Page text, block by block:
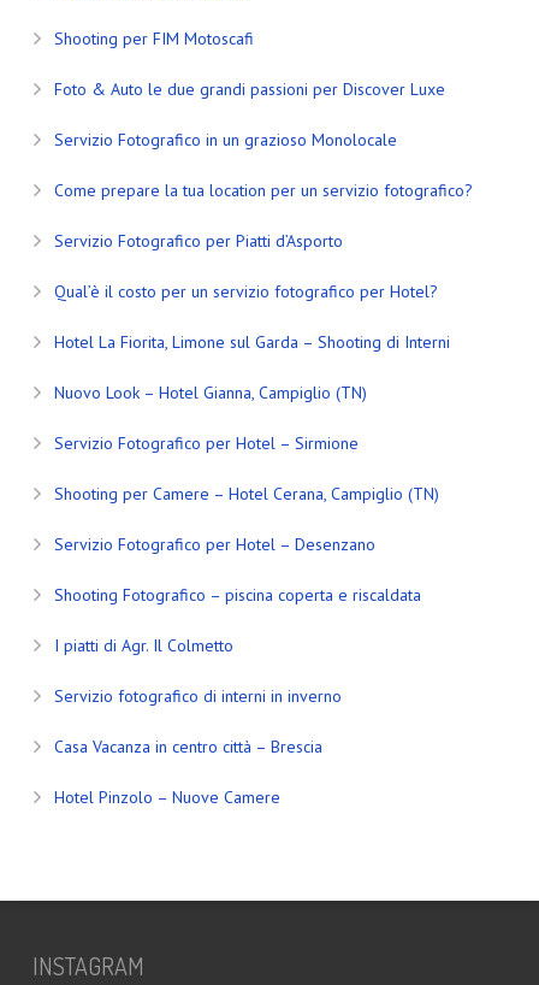
Shooting per FIM Motoscafi
Foto & Auto le due grandi passioni per Discover Luxe
Servizio Fotografico in un grazioso Monolocale
Come prepare la tua location per un servizio fotografico?
Servizio Fotografico per Piatti d’Asporto
Qual’è il costo per un servizio fotografico per Hotel?
Hotel La Fiorita, Limone sul Garda – Shooting di Interni
Nuovo Look – Hotel Gianna, Campiglio (TN)
Servizio Fotografico per Hotel – Sirmione
Shooting per Camere – Hotel Cerana, Campiglio (TN)
Servizio Fotografico per Hotel – Desenzano
Shooting Fotografico – piscina coperta e riscaldata
I piatti di Agr. Il Colmetto
Servizio fotografico di interni in inverno
Casa Vacanza in centro città – Brescia
Hotel Pinzolo – Nuove Camere
INSTAGRAM